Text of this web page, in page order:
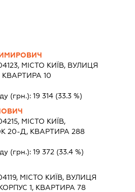
МІСТО КИЇВ, ВУЛИЦЯ
10
(грн.): 19 314(33.3 %)
МІСТО КИЇВ,
20-Д, КВАРТИРА 288
(грн.): 19 372 (33.4 %)
МІСТО КИЇВ, ВУЛИЦЯ
1, КВАРТИРА 78